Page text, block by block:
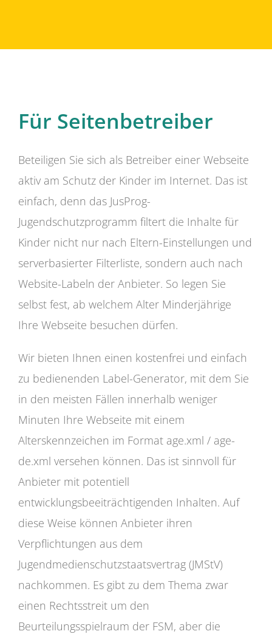
Für Seitenbetreiber
Beteiligen Sie sich als Betreiber einer Webseite
aktiv am Schutz der Kinder im Internet. Das ist
einfach, denn das JusProg-
Jugendschutzprogramm filtert die Inhalte für
Kinder nicht nur nach Eltern-Einstellungen und
serverbasierter Filterliste, sondern auch nach
Website-Labeln der Anbieter. So legen Sie
selbst fest, ab welchem Alter Minderjährige
Ihre Webseite besuchen dürfen.
Wir bieten Ihnen einen kostenfrei und einfach
zu bedienenden Label-Generator, mit dem Sie
in den meisten Fällen innerhalb weniger
Minuten Ihre Webseite mit einem
Alterskennzeichen im Format age.xml / age-
de.xml versehen können. Das ist sinnvoll für
Anbieter mit potentiell
entwicklungsbeeiträchtigenden Inhalten. Auf
diese Weise können Anbieter ihren
Verpflichtungen aus dem
Jugendmedienschutzstaatsvertrag (JMStV)
nachkommen. Es gibt zu dem Thema zwar
einen Rechtsstreit um den
Beurteilungsspielraum der FSM, aber die